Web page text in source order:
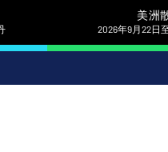
美洲
2026年9月22日